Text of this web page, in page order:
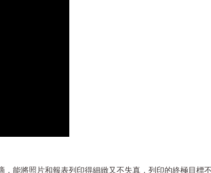
能將照片和報表列印得細緻又不失真，列印的終極目標